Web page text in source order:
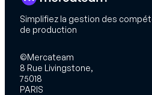
Simplifiez la gestion des
de production
©Mercateam
8 Rue Livingstone,
75018
PARIS